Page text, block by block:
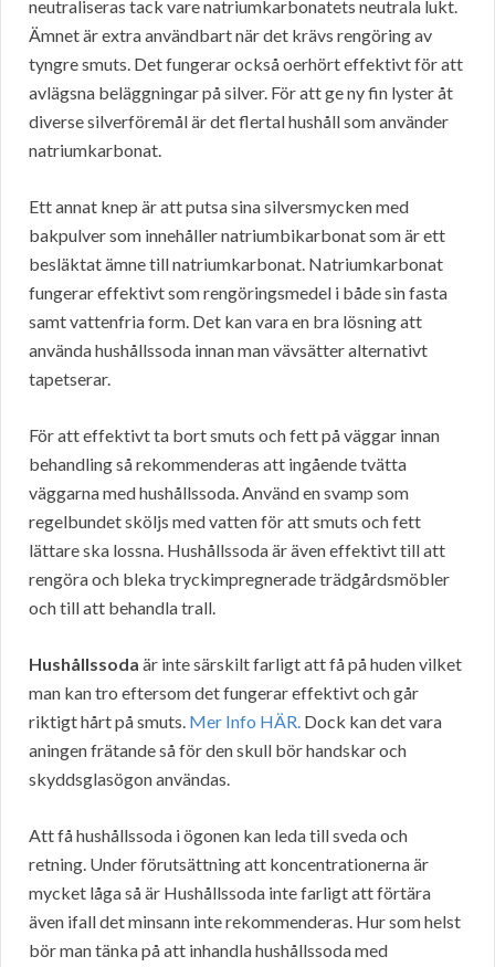
neutraliseras tack vare natriumkarbonatets neutrala lukt.
Ämnet är extra användbart när det krävs rengöring av
tyngre smuts. Det fungerar också oerhört effektivt för att
avlägsna beläggningar på silver. För att ge ny fin lyster åt
diverse silverföremål är det flertal hushåll som använder
natriumkarbonat.
Ett annat knep är att putsa sina silversmycken med
bakpulver som innehåller natriumbikarbonat som är ett
besläktat ämne till natriumkarbonat. Natriumkarbonat
fungerar effektivt som rengöringsmedel i både sin fasta
samt vattenfria form. Det kan vara en bra lösning att
använda hushållssoda innan man vävsätter alternativt
tapetserar.
För att effektivt ta bort smuts och fett på väggar innan
behandling så rekommenderas att ingående tvätta
väggarna med hushållssoda. Använd en svamp som
regelbundet sköljs med vatten för att smuts och fett
lättare ska lossna. Hushållssoda är även effektivt till att
rengöra och bleka tryckimpregnerade trädgårdsmöbler
och till att behandla trall.
Hushållssoda är inte särskilt farligt att få på huden vilket
man kan tro eftersom det fungerar effektivt och går
riktigt hårt på smuts. Mer Info HÄR. Dock kan det vara
aningen frätande så för den skull bör handskar och
skyddsglasögon användas.
Att få hushållssoda i ögonen kan leda till sveda och
retning. Under förutsättning att koncentrationerna är
mycket låga så är Hushållssoda inte farligt att förtära
även ifall det minsann inte rekommenderas. Hur som helst
bör man tänka på att inhandla hushållssoda med